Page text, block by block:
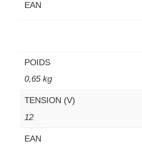
EAN
POIDS
0,65 kg
TENSION (V)
12
EAN